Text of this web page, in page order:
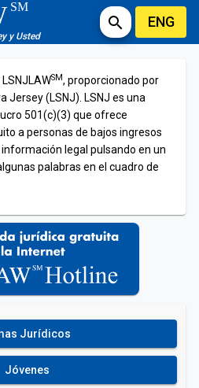
SM
y Usted
search ENG
SM, proporcionado por
Jersey (LSNJ). LSNJ es una
501(c)(3) que ofrece
a personas de bajos ingresos
legal pulsando en un
palabras en el cuadro de
Jurídicos
Jóvenes